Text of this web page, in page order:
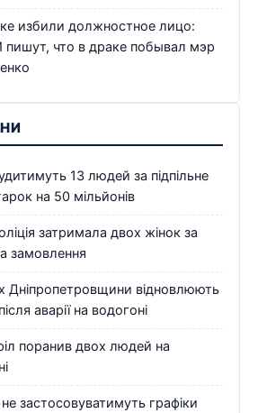
избили должностное лицо:
что в драке побывал мэр
13 людей за підпільне
на 50 мільйонів
затримала двох жінок за
замовлення
Дніпропетровщини відновлюють
аварії на водогоні
поранив двох людей на
застосовуватимуть графіки